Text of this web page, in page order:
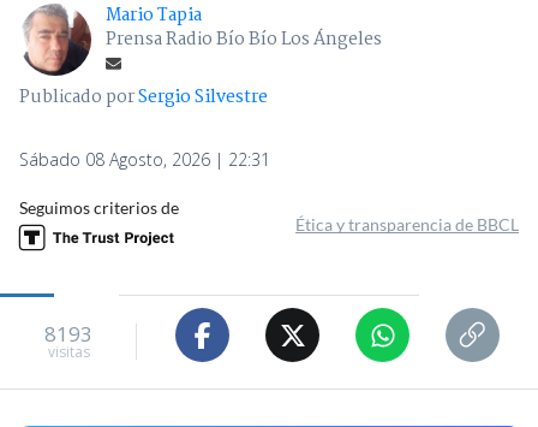
Mario Tapia
Prensa Radio Bío Bío Los Ángeles
Publicado porSergio Silvestre
Sábado 08 Agosto, 2026 | 22:31
Seguimos criterios de
Ética y transparencia de BBCL
8193
visitas